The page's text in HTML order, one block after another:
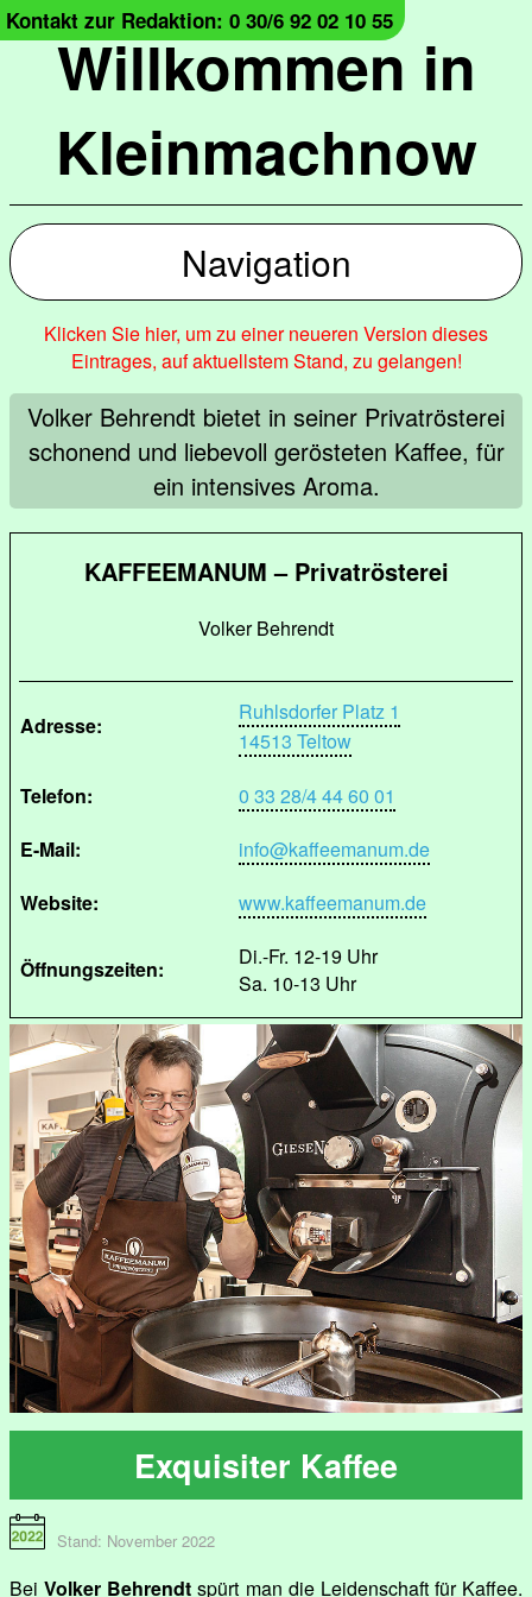
Willkommen in
Kleinmachnow
Kontakt zur Redaktion: 0 30/6 92 02 10 55
Navigation
Klicken Sie hier, um zu einer neueren Version dieses
Eintrages, auf aktuellstem Stand, zu gelangen!
Volker Behrendt bietet in seiner Privatrösterei
schonend und liebevoll gerösteten Kaffee, für
ein intensives Aroma.
KAFFEEMANUM – Privatrösterei
Volker Behrendt
Adresse:
Ruhlsdorfer Platz 1
14513 Teltow
Telefon:
0 33 28/4 44 60 01
E-Mail:
info@kaffeemanum.de
Website:
www.kaffeemanum.de
Öffnungszeiten:
Di.-Fr. 12-19 Uhr
Sa. 10-13 Uhr
Exquisiter Kaffee
Stand: November 2022
BeiVolker Behrendt spürt man die Leidenschaft für Kaffee.